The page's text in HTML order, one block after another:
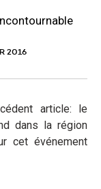
2016
article: le
dans la région
cet événement